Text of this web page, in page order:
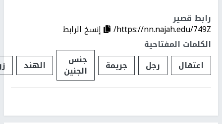
رابط قصير
https://nn.najah.edu/749Z/
إنسخ الرابط
الكلمات المفتاحية
اعتقال
رجل جريمة جنس
الجنين الهند